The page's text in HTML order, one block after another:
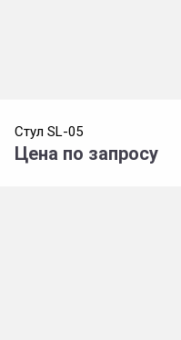
Стул SL-05
Цена по запросу